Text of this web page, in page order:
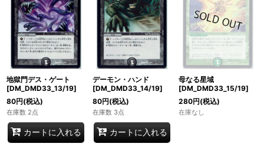
地獄門デス・ゲート
[DM_DMD33_13/19]
80円(税込)
在庫数 2点
カートに入れる
デーモン・ハンド
[DM_DMD33_14/19]
80円(税込)
在庫数 3点
カートに入れる
母なる星域
[DM_DMD33_15/19]
280円(税込)
在庫なし